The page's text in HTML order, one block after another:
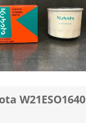
W21ESO1640